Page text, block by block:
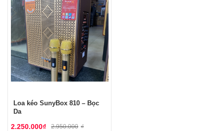
Loa kéo SunyBox 810 – Bọc
Da
2.950.000 ₫
2.250.000₫